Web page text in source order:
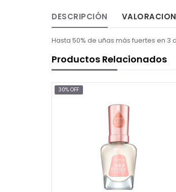
DESCRIPCIÓN
Hasta 50% de uñas más fuertes en 3
Productos Relacionados